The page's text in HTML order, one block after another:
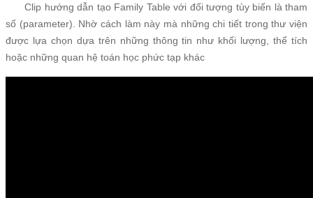
Clip hướng dẫn tạo Family Table với đối tượng tùy biến là tham
số (parameter). Nhờ cách làm này mà những chi tiết trong thư viện
được lựa chọn dựa trên những thông tin như khối lượng, thể tích
hoặc những quan hệ toán học phức tạp khác